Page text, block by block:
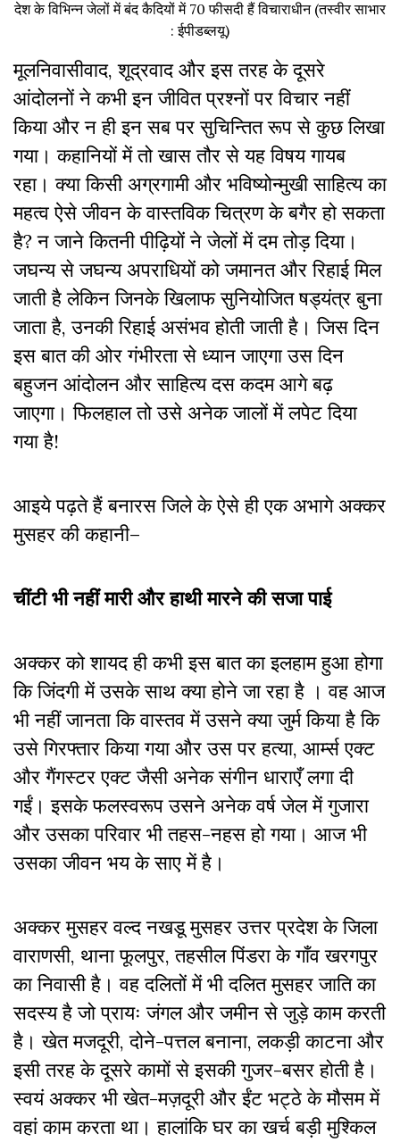
देश के विभिन्न जेलों में बंद कैदियों में 70 फीसदी हैं विचाराधीन (तस्वीर साभार
: ईपीडब्लयू)
मूलनिवासीवाद, शूद्रवाद और इस तरह के दूसरे
आंदोलनों ने कभी इन जीवित प्रश्नों पर विचार नहीं
किया और न ही इन सब पर सुचिन्तित रूप से कुछ लिखा
गया। कहानियों में तो खास तौर से यह विषय गायब
रहा। क्या किसी अग्रगामी और भविष्योन्मुखी साहित्य का
महत्व ऐसे जीवन के वास्तविक चित्रण के बगैर हो सकता
है? न जाने कितनी पीढ़ियों ने जेलों में दम तोड़ दिया।
जघन्य से जघन्य अपराधियों को जमानत और रिहाई मिल
जाती है लेकिन जिनके खिलाफ सुनियोजित षड्यंत्र बुना
जाता है, उनकी रिहाई असंभव होती जाती है। जिस दिन
इस बात की ओर गंभीरता से ध्यान जाएगा उस दिन
बहुजन आंदोलन और साहित्य दस कदम आगे बढ़
जाएगा। फिलहाल तो उसे अनेक जालों में लपेट दिया
गया है!
आइये पढ़ते हैं बनारस जिले के ऐसे ही एक अभागे अक्कर
मुसहर की कहानी–
चींटी भी नहीं मारी और हाथी मारने की सजा पाई
अक्कर को शायद ही कभी इस बात का इलहाम हुआ होगा
कि जिंदगी में उसके साथ क्या होने जा रहा है । वह आज
भी नहीं जानता कि वास्तव में उसने क्या जुर्म किया है कि
उसे गिरफ्तार किया गया और उस पर हत्या, आर्म्स एक्ट
और गैंगस्टर एक्ट जैसी अनेक संगीन धाराएँ लगा दी
गईं। इसके फलस्वरूप उसने अनेक वर्ष जेल में गुजारा
और उसका परिवार भी तहस-नहस हो गया। आज भी
उसका जीवन भय के साए में है।
अक्कर मुसहर वल्द नखडू मुसहर उत्तर प्रदेश के जिला
वाराणसी, थाना फूलपुर, तहसील पिंडरा के गाँव खरगपुर
का निवासी है। वह दलितों में भी दलित मुसहर जाति का
सदस्य है जो प्रायः जंगल और जमीन से जुड़े काम करती
है। खेत मजदूरी, दोने-पत्तल बनाना, लकड़ी काटना और
इसी तरह के दूसरे कामों से इसकी गुजर-बसर होती है।
स्वयं अक्कर भी खेत-मज़दूरी और ईंट भट्ठे के मौसम में
वहां काम करता था। हालांकि घर का खर्च बड़ी मुश्किल